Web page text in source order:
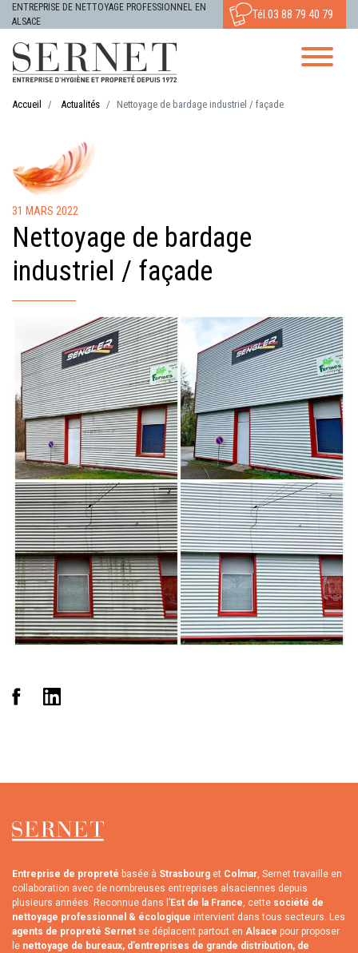
ENTREPRISE DE NETTOYAGE PROFESSIONNEL EN
ALSACE
Tél.03 88 79 40 79
Accueil Actualités Nettoyage de bardage industriel / façade
31 MARS 2022
Nettoyage de bardage
industriel / façade
Entreprise de propreté basée à Strasbourg et Colmar, Sernet travaille en
collaboration avec de nombreuses entreprises alsaciennes depuis
plusieurs années. Reconnue dans l’Est de la France, cette société de
nettoyage professionnel & écologique intervient dans tous secteurs. Les
agents de propreté Sernet se déplacent partout en Alsace pour proposer
le nettoyage de bureaux, d’entreprises de grande distribution, de